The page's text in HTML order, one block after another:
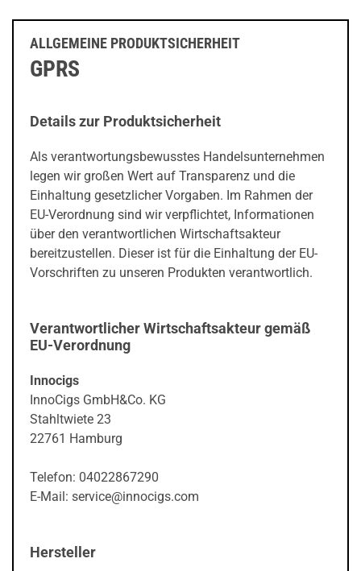
ALLGEMEINE PRODUKTSICHERHEIT
GPRS
Details zur Produktsicherheit
Als verantwortungsbewusstes Handelsunternehmen
legen wir großen Wert auf Transparenz und die
Einhaltung gesetzlicher Vorgaben. Im Rahmen der
EU-Verordnung sind wir verpflichtet, Informationen
über den verantwortlichen Wirtschaftsakteur
bereitzustellen. Dieser ist für die Einhaltung der EU-
Vorschriften zu unseren Produkten verantwortlich.
Verantwortlicher Wirtschaftsakteur gemäß
EU-Verordnung
Innocigs
InnoCigs GmbH&Co. KG
Stahltwiete 23
22761 Hamburg
Telefon: 04022867290
E-Mail: service@innocigs.com
Hersteller